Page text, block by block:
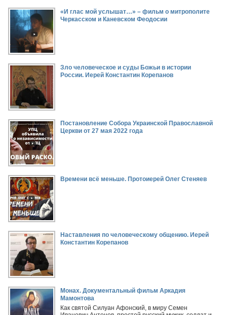
«И глас мой услышат…» – фильм о митрополите
Черкасском и Каневском Феодосии
Зло человеческое и суды Божьи в истории
России. Иерей Константин Корепанов
Постановление Собора Украинской Православной
Церкви от 27 мая 2022 года
Времени всё меньше. Протоиерей Олег Стеняев
Наставления по человеческому общению. Иерей
Константин Корепанов
Монах. Документальный фильм Аркадия
Мамонтова
Как святой Силуан Афонский, в миру Семен
Страницы